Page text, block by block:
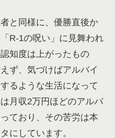
と同様に、優勝直後か
R-1の呪い」に見舞われ
知度は上がったもの
ず、気づけばアルバイ
るような生活になって
月収2万円ほどのアルバ
ており、その苦労は本
にしています。